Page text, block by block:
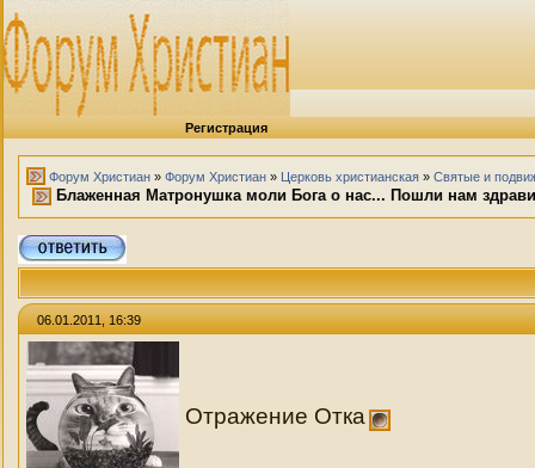
Регистрация
Форум Христиан » Форум Христиан » Церковь христианская » Святые и
Блаженная Матронушка моли Бога о нас... Пошли нам
06.01.2011, 16:39
Отражение Отка